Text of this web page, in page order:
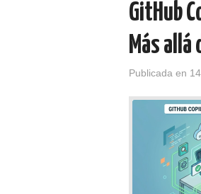
GitHub
Más
Publicada en